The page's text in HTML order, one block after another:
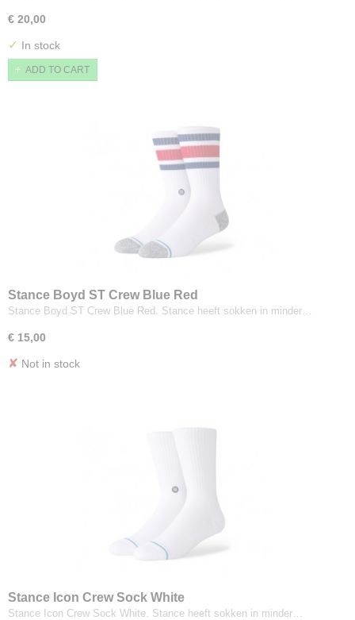
€ 20,00
✓ In stock
ADD TO CART
Stance Boyd ST Crew Blue Red
Stance Boyd ST Crew Blue Red. Stance heeft sokken in minder…
€ 15,00
✘ Not in stock
Stance Icon Crew Sock White
Stance Icon Crew Sock White. Stance heeft sokken in minder…